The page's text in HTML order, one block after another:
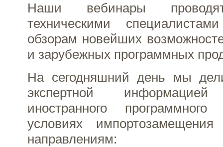
Наши вебинары
техническими
обзорам новейших
и зарубежных программных
На сегодняшний день мы
экспертной
иностранного
условиях
направлениям: